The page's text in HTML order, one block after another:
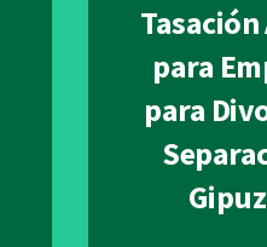
para
para